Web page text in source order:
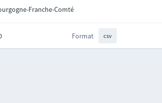
Franche-Comté
Format csv